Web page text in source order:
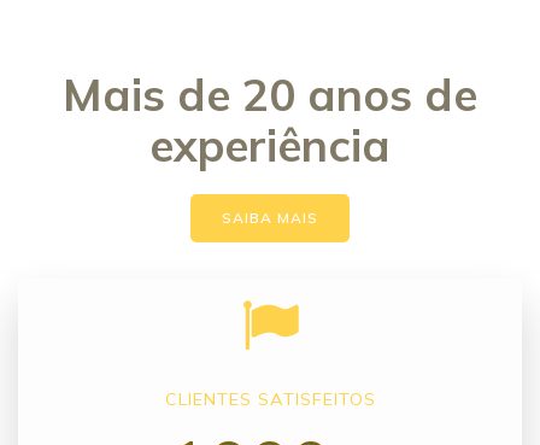
Mais de 20 anos de
experiência
SAIBA MAIS
CLIENTES SATISFEITOS